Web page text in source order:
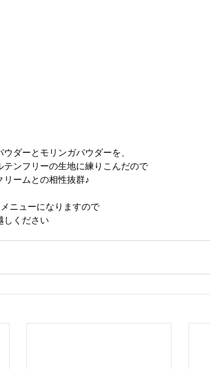
ダーとモリンガパウダーを、
テンフリーの生地に練りこんだので
ームとの相性抜群♪
ニューになりますので
しください